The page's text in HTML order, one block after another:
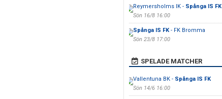
Reymersholms IK - Spånga IS FK
Sön 16/8 16:00
Spånga IS FK- FK Bromma
Sön 23/8 17:00
SPELADE MATCHER
Vallentuna BK - Spånga IS FK
Sön 14/6 16:00